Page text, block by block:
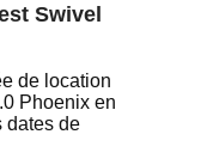
Swivel
de location
Phoenix en
dates de